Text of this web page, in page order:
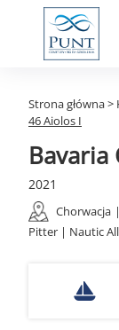
Strona główna>
46 Aiolos I
Bavaria
2021
Chorwacja |
Pitter | Nautic